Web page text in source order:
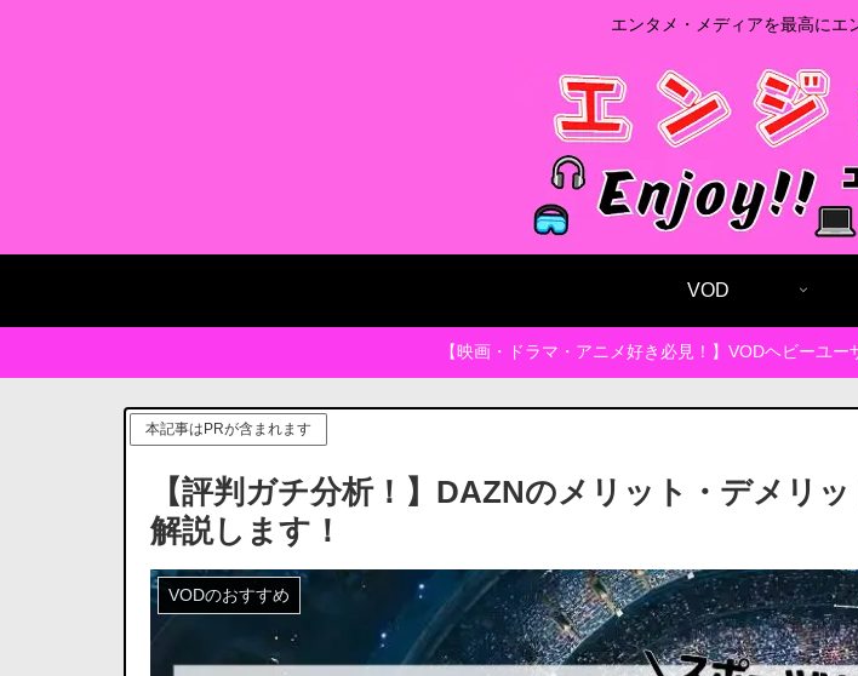
エンタメ・メディアを最高にエ
VOD
【映画・ドラマ・アニメ好き必見！】VODヘビーユ
本記事はPRが含まれます
【評判ガチ分析！】DAZNのメリット・デメリ
解説します！
VODのおすすめ